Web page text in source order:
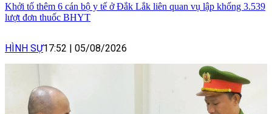
Khởi tố thêm 6 cán bộ y tế ở Đắk Lắk liên quan vụ lập khống 3.539
lượt đơn thuốc BHYT
HÌNH SỰ17:52 | 05/08/2026